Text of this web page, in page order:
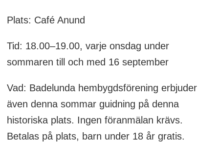
Plats: Café Anund
Tid: 18.00–19.00, varje onsdag under
sommaren till och med 16 september
Vad: Badelunda hembygdsförening erbjuder
även denna sommar guidning på denna
historiska plats. Ingen föranmälan krävs.
Betalas på plats, barn under 18 år gratis.